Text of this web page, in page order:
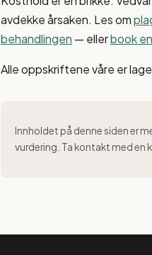
avdekke årsaken. Les om
behandlingen — ellerbook
Alle oppskriftene våre er
Innholdet på denne siden er
vurdering. Ta kontakt med en